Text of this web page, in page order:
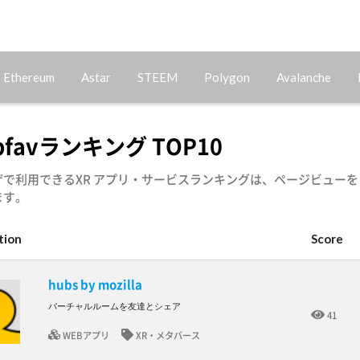
Ethereum Astar STEEM Polygon Avalanche
ランキング TOP10
利用できるXR アプリ・サービスランキングは、ページビューを
。
Score
hubs by mozilla
バーチャルルームを友達とシェア
WEBアプリ XR・メタバース
41